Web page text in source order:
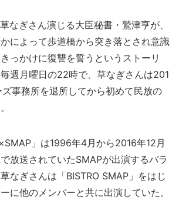
なぎさん演じる大臣秘書・鷲津亨が、
によって歩道橋から突き落とされ意識
っかけに復讐を誓うというストーリ
週月曜日の22時で、草なぎさんは201
事務所を退所してから初めて民放の
」は1996年4月から2016年12月
放送されていたSMAPが出演するバラ
なぎさんは「BISTRO SMAP」をはじ
に他のメンバーと共に出演していた。